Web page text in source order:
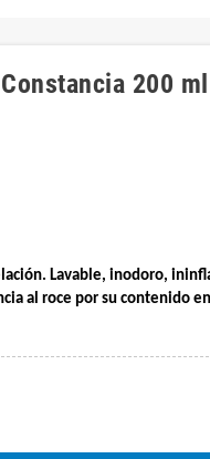
200 ml
Lavable, inodoro,
al roce por su contenido